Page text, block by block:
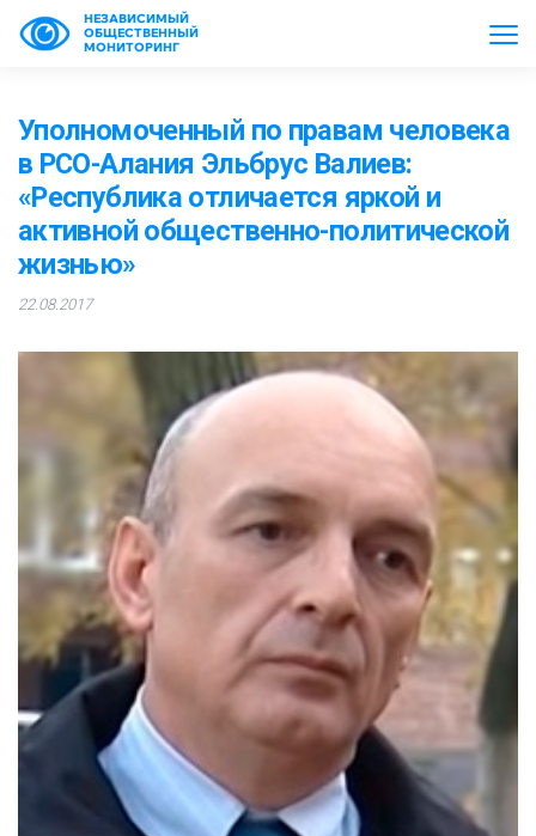
НЕЗАВИСИМЫЙ
ОБЩЕСТВЕННЫЙ
МОНИТОРИНГ
Уполномоченный по правам человека
в РСО-Алания Эльбрус Валиев:
«Республика отличается яркой и
активной общественно-политической
жизнью»
22.08.2017